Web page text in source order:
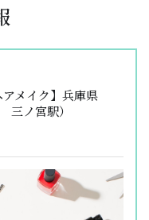
メイク】兵庫県
ノ宮駅）